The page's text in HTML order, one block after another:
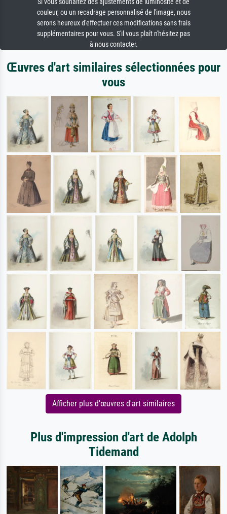
Si vous souhaitez des ajustements de luminosité et de
couleur, ou un recadrage personnalisé de l'image, nous
serons heureux d'effectuer ces modifications sans frais
supplémentaires pour vous. S'il vous plaît n'hésitez pas
à nous contacter.
Œuvres d'art similaires sélectionnées pour
vous
Afficher plus d'œuvres d'art similaires
Plus d'impression d'art de Adolph
Tidemand